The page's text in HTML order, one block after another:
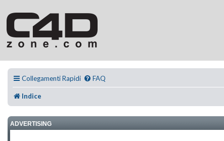
Collegamenti Rapidi FAQ
Indice
ADVERTISING